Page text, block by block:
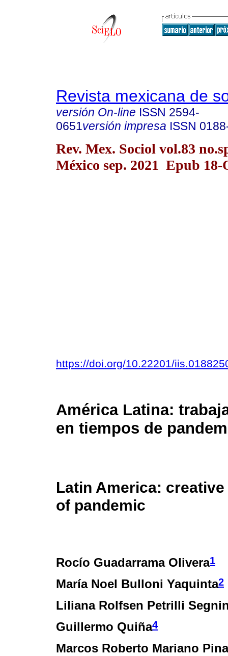
Revista mexicana de
versión On-line ISSN 2594-
0651versión impresa ISSN
Rev. Mex. Sociol vol.83
México sep. 2021 Epub 18-
https://doi.org/10.22201/
América Latina:
en tiempos de
Latin America:
of pandemic
Rocío Guadarrama Olivera1
María Noel Bulloni Yaquinta2
Liliana Rolfsen Petrilli
Guillermo Quiña4
Marcos Roberto Mariano Pina